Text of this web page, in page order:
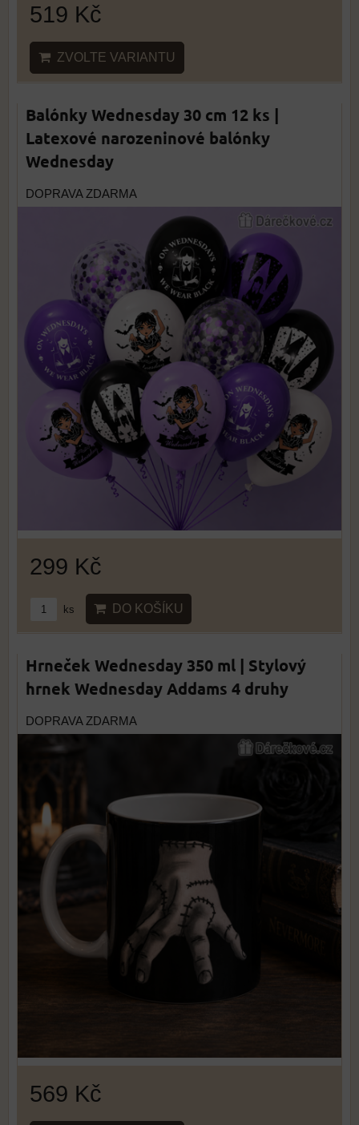
519 Kč
ZVOLTE VARIANTU
Balónky Wednesday 30 cm 12 ks |
Latexové narozeninové balónky
Wednesday
DOPRAVA ZDARMA
299 Kč
ks DO KOŠÍKU
Hrneček Wednesday 350 ml | Stylový
hrnek Wednesday Addams 4 druhy
DOPRAVA ZDARMA
569 Kč